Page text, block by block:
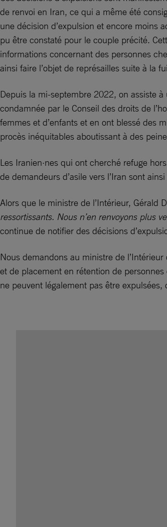
de renvoi en Iran, ce qui a même été
une décision d’expulsion et encore moins
pu être constaté pour le couple précité.
informations concernant des personnes
ainsi faire l’objet de représailles suite à la
Depuis la mi-septembre 2022, on assiste
condamnée par le Conseil des droits de
femmes et d’enfants et en ont blessé des
procès inéquitables aboutissant à des
Les Iranien·nes qui ont cherché refuge
de demandeurs d’asile vers l’Iran sont
Alors que le ministre de l’Intérieur, Gérald
ressortissants. Nous n’en renvoyons plus
continue de notifier des décisions
Nous demandons au ministre de
et de placement en rétention de
ne peuvent légalement pas être